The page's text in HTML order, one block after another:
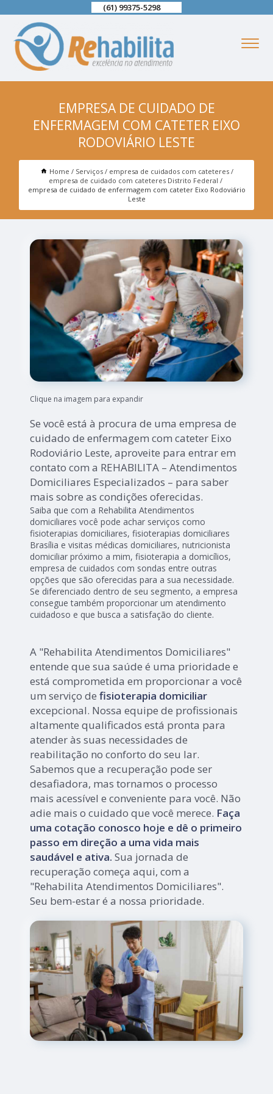
(61) 99375-5298
EMPRESA DE CUIDADO DE
ENFERMAGEM COM CATETER EIXO
RODOVIÁRIO LESTE
Home Serviços
empresa de cuidados com cateteres
empresa de cuidado com cateteres Distrito Federal
empresa de cuidado de enfermagem com cateter Eixo Rodoviário
Leste
Clique na imagem para expandir
Se você está à procura de uma empresa de
cuidado de enfermagem com cateter Eixo
Rodoviário Leste, aproveite para entrar em
contato com a REHABILITA – Atendimentos
Domiciliares Especializados – para saber
mais sobre as condições oferecidas.
Saiba que com a Rehabilita Atendimentos
domiciliares você pode achar serviços como
fisioterapias domiciliares, fisioterapias domiciliares
Brasília e visitas médicas domiciliares, nutricionista
domiciliar próximo a mim, fisioterapia a domicílios,
empresa de cuidados com sondas entre outras
opções que são oferecidas para a sua necessidade.
Se diferenciado dentro de seu segmento, a empresa
consegue também proporcionar um atendimento
cuidadoso e que busca a satisfação do cliente.
A "Rehabilita Atendimentos Domiciliares"
entende que sua saúde é uma prioridade e
está comprometida em proporcionar a você
um serviço defisioterapia domiciliar
excepcional. Nossa equipe de profissionais
altamente qualificados está pronta para
atender às suas necessidades de
reabilitação no conforto do seu lar.
Sabemos que a recuperação pode ser
desafiadora, mas tornamos o processo
mais acessível e conveniente para você. Não
adie mais o cuidado que você merece. Faça
uma cotação conosco hoje e dê o primeiro
passo em direção a uma vida mais
saudável e ativa. Sua jornada de
recuperação começa aqui, com a
"Rehabilita Atendimentos Domiciliares".
Seu bem-estar é a nossa prioridade.